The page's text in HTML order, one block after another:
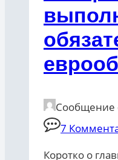
Сообщение
7
Коротко о